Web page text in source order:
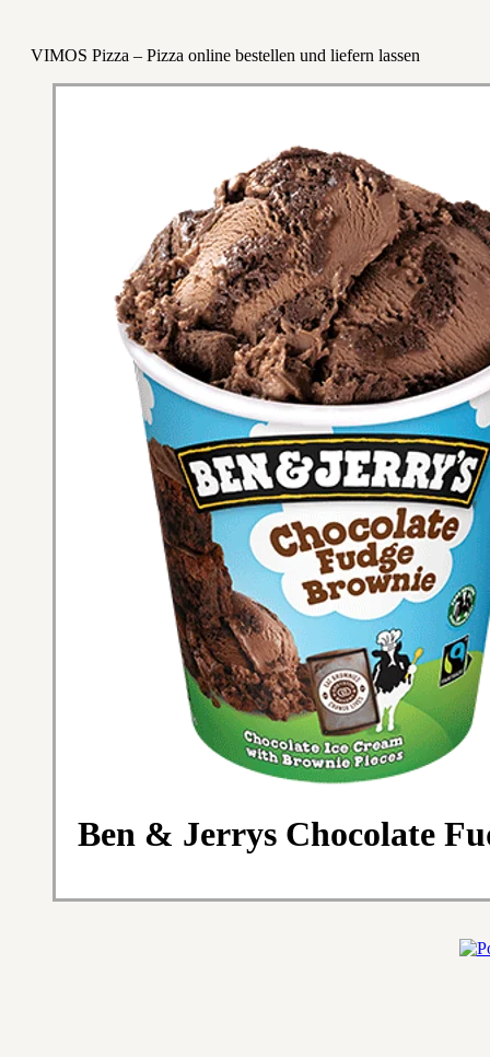
VIMOS Pizza – Pizza online bestellen und liefern lassen
Ben & Jerrys Chocolate